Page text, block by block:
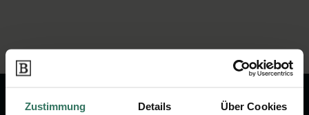
Zustimmung Details Über Cookies